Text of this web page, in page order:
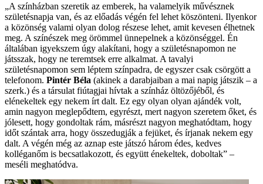
„A színházban szeretik az emberek, ha valamelyik művésznek
születésnapja van, és az előadás végén fel lehet köszönteni. Ilyenkor
a közönség valami olyan dolog részese lehet, amit kevesen élhetnek
meg. A színészek meg örömmel ünnepelnek a közönséggel. Én
általában igyekszem úgy alakítani, hogy a születésnapomon ne
játsszak, hogy ne teremtsek erre alkalmat. A tavalyi
születésnapomon sem léptem színpadra, de egyszer csak csörgött a
telefonom. Pintér Béla (akinek a darabjaiban a mai napig játszik – a
szerk.) és a társulat fiútagjai hívtak a színház öltözőjéből, és
elénekeltek egy nekem írt dalt. Ez egy olyan olyan ajándék volt,
amin nagyon meglepődtem, egyrészt, mert nagyon szeretem őket, és
jólesett, hogy gondoltak rám, másrészt nagyon meghatódtam, hogy
időt szántak arra, hogy összedugják a fejüket, és írjanak nekem egy
dalt. A végén még az aznap este játszó három édes, kedves
kolléganőm is becsatlakozott, és együtt énekeltek, doboltak” –
meséli meghatódva.